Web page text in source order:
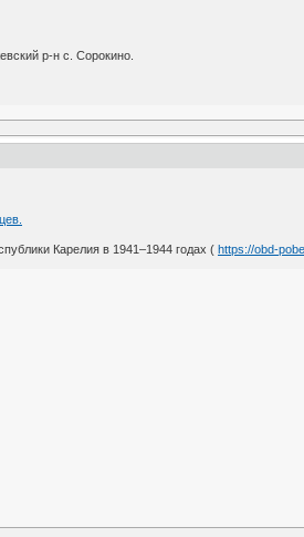
р-н с. Сорокино.
Карелия в 1941–1944 годах ( https://obd-